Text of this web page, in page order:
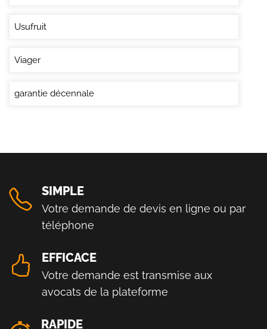
Usufruit
Viager
garantie décennale
SIMPLE
Votre demande de devis en ligne ou par
téléphone
EFFICACE
Votre demande est transmise aux
avocats de la plateforme
RAPIDE